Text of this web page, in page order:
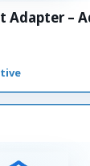
Adapter –